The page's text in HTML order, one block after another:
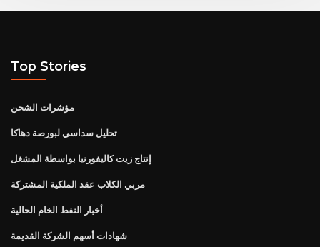
Top Stories
مؤشرات الشحن
تحليل سداسي لبورصة دهاكا
إنتاج زيت كاليفورنيا بواسطة المشغل
مربي الكلاب عقد الملكية المشتركة
أخبار النفط الخام الحالية
شهادات أسهم الشركة القديمة